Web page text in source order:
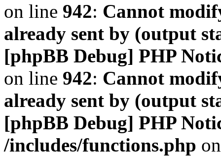
on line 942: Cannot
already sent by (output
[phpBB Debug] PHP
on line 942: Cannot
already sent by (output
[phpBB Debug] PHP
/includes/functions.php